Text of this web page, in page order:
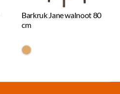
Barkruk Jane walnoot 80
cm
#dca96a